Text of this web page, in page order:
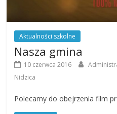
Aktualności szkolne
Nasza gmina
10 czerwca 2016
Nidzica
Polecamy do obejrzenia film